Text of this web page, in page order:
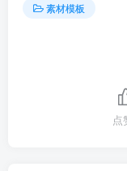
素材模板
点